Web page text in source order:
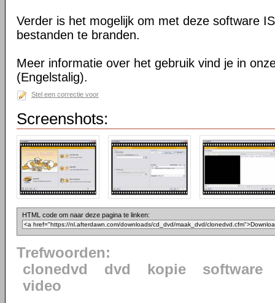
Verder is het mogelijk om met deze software
bestanden te branden.
Meer informatie over het gebruik vind je in
(Engelstalig).
Stel een correctie voor
Screenshots:
HTML code om naar deze pagina te linken:
Trefwoorden:
clonedvd
dvd kopie
software
video